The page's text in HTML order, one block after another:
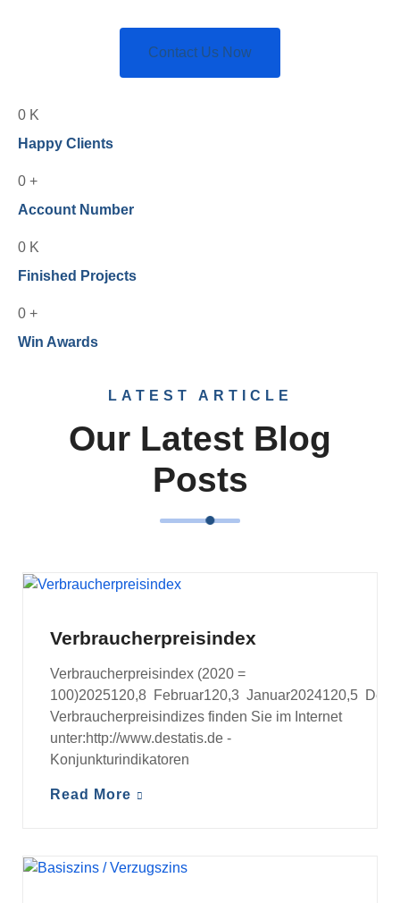
Contact Us Now
0 K
Happy Clients
0 +
Account Number
0 K
Finished Projects
0 +
Win Awards
LATEST ARTICLE
Our Latest Blog
Posts
Verbraucherpreisindex
Verbraucherpreisindex (2020 =
100)2025120,8 Februar120,3 Januar2024120,5
Verbraucherpreisindizes finden Sie im Internet
unter:http://www.destatis.de -
Konjunkturindikatoren
Read More